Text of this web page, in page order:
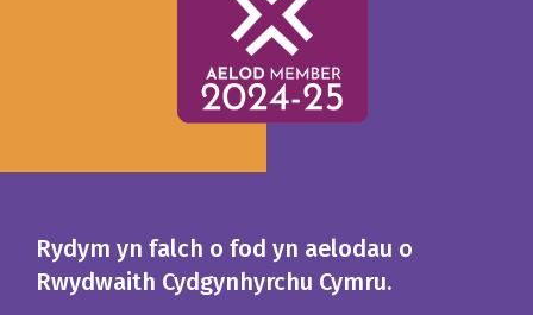
Rydym yn falch o fod yn aelodau o
Rwydwaith Cydgynhyrchu Cymru.